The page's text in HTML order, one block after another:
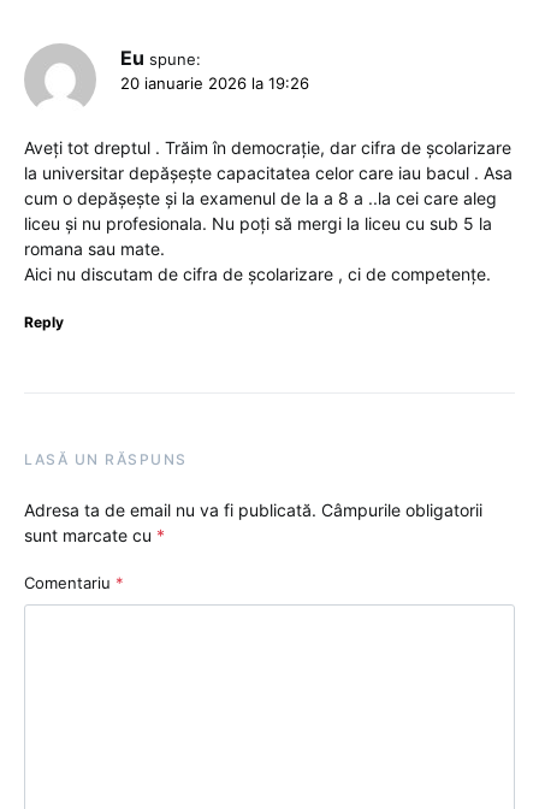
Eu spune:
20 ianuarie 2026 la 19:26
Aveți tot dreptul . Trăim în democrație, dar cifra de școlarizare
la universitar depășește capacitatea celor care iau bacul . Asa
cum o depășește și la examenul de la a 8 a ..la cei care aleg
liceu și nu profesionala. Nu poți să mergi la liceu cu sub 5 la
romana sau mate.
Aici nu discutam de cifra de școlarizare , ci de competențe.
Reply
LASĂ UN RĂSPUNS
Adresa ta de email nu va fi publicată. Câmpurile obligatorii
sunt marcate cu *
Comentariu *